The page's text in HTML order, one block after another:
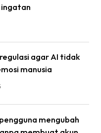
agar AI tidak
manusia
mengubah